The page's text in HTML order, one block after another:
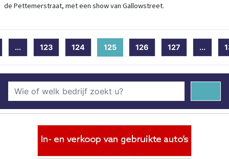
de Pettemerstraat, met een show van Gallowstreet.
... 123 124 125(current)
126 127 ...